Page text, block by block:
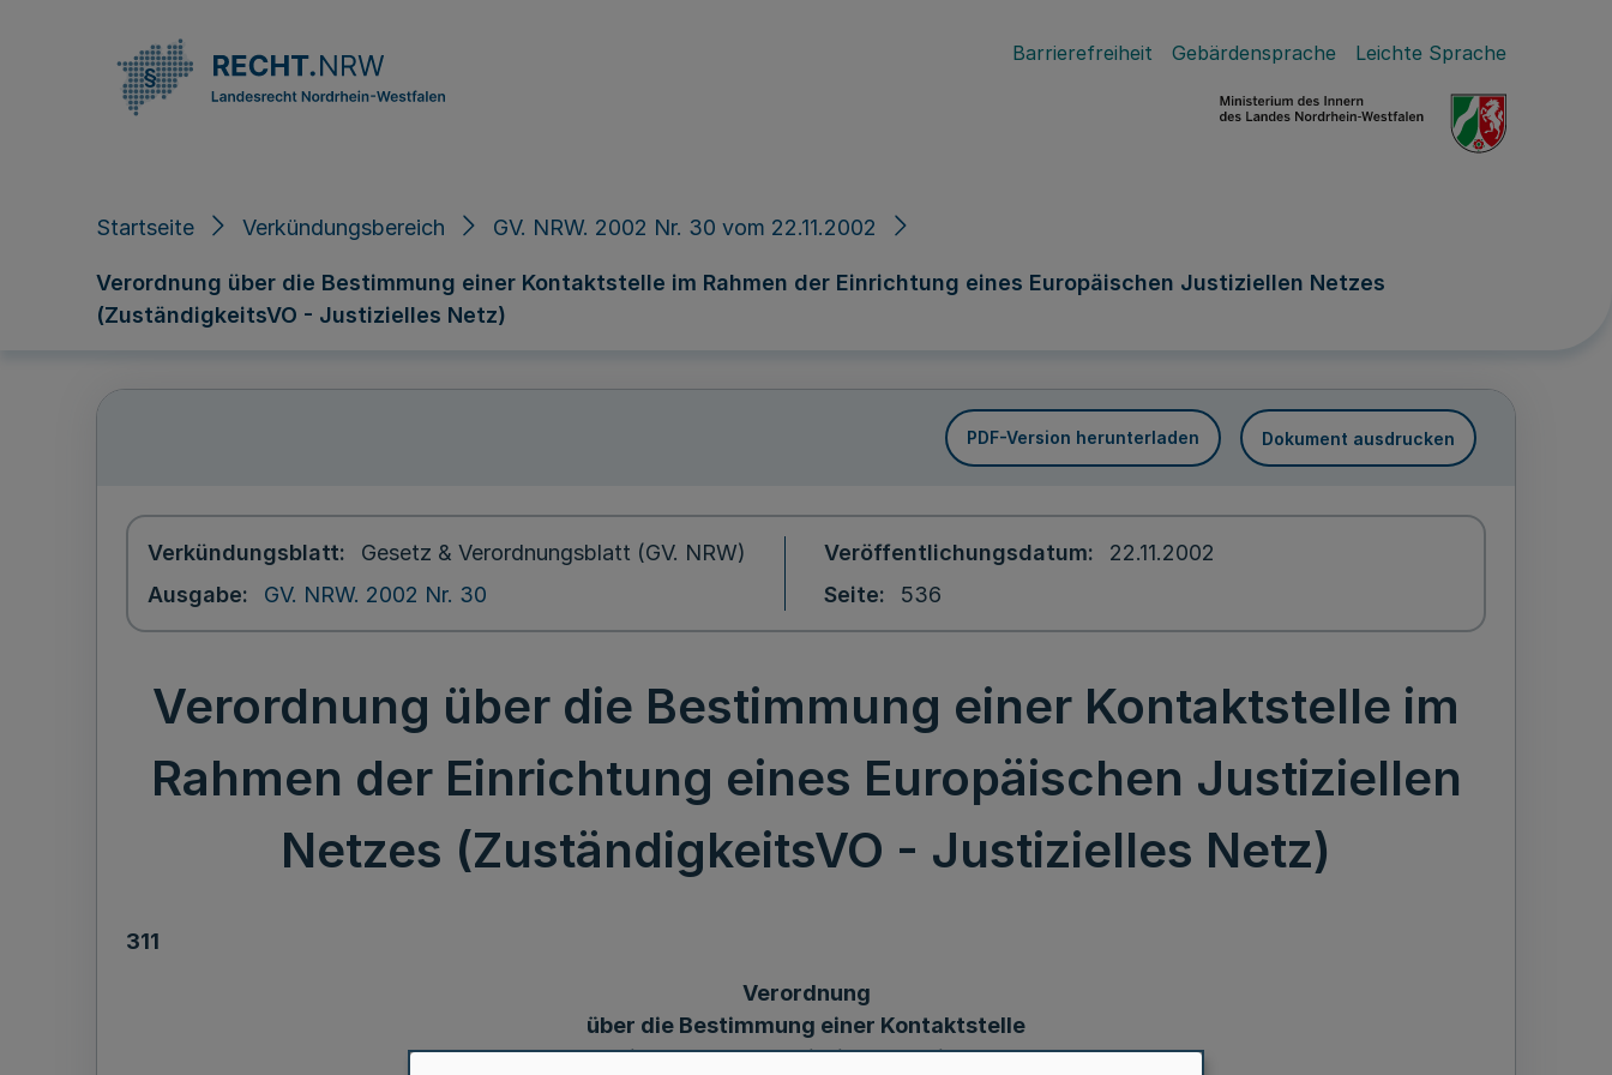
Barrierefreiheit Gebärdensprache Leichte Sprache
Startseite Verkündungsbereich GV. NRW. 2002 Nr. 30 vom 22.11.2002
Verordnung über die Bestimmung einer Kontaktstelle im Rahmen der Einrichtung eines Europäischen Justiziellen Netzes
(ZuständigkeitsVO - Justizielles Netz)
PDF-Version herunterladen Dokument ausdrucken
Verkündungsblatt
Gesetz & Verordnungsblatt (GV. NRW)
Ausgabe
GV. NRW. 2002 Nr. 30
Veröffentlichungsdatum
22.11.2002
Seite
536
Verordnung über die Bestimmung einer Kontaktstelle im
Rahmen der Einrichtung eines Europäischen Justiziellen
Netzes (ZuständigkeitsVO - Justizielles Netz)
311
Verordnung
über die Bestimmung einer Kontaktstelle
im Rahmen der Einrichtung eines